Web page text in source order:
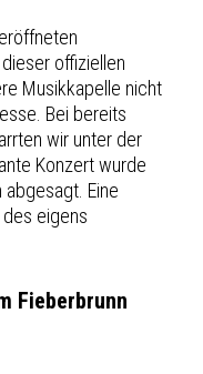
offiziellen
Musikkapelle nicht
Bei bereits
wir unter der
Konzert wurde
Eine
eigens
Fieberbrunn